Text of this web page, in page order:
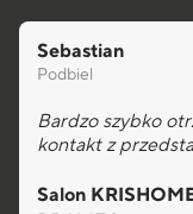
Sebastian
Podbiel
Bardzo szybko
kontakt z
Salon